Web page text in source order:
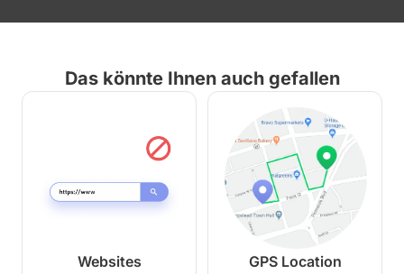
Das könnte Ihnen auch gefallen
Websites GPS Location